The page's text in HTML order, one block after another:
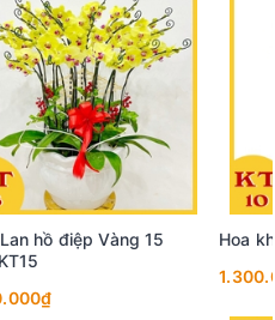
Hoa khai trương KT05